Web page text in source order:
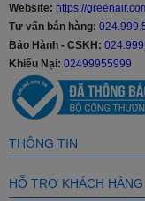
Thời gian bảo hành của
20 năm với máy nén,
Các công nghệ nổi
Công nghệ làm
Diệt khuẩn, khử
Tiết kiệm điện,
Green Air tự hào là
Website: https://
Tư vấn bán hàng:
Bảo Hành - CSKH:
Khiếu Nại: 02499955999
THÔNG TIN
HỖ TRỢ KHÁCH HÀNG